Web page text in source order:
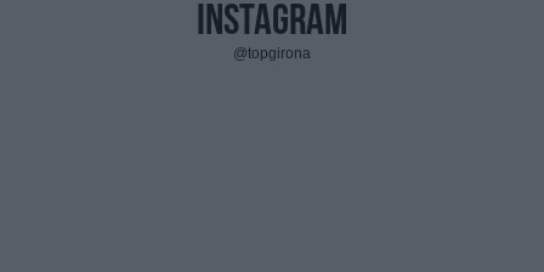
Instagram
@topgirona